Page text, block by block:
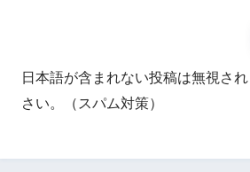
日本語が含まれない投稿は無視さ
さい。（スパム対策）